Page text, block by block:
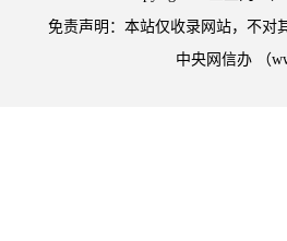
免责声明：本站仅收录网站，不对
中央网信办 （